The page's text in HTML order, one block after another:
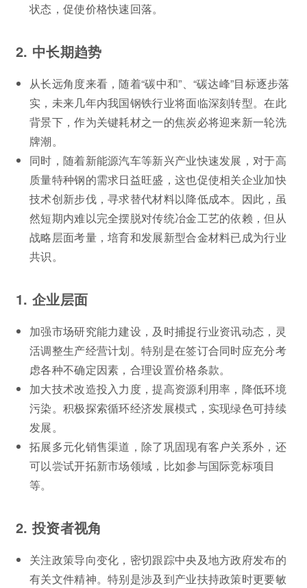
状态，促使价格快速回落。
2. 中长期趋势
从长远角度来看，随着“碳中和”、“碳达峰”目标逐步落
实，未来几年内我国钢铁行业将面临深刻转型。在此
背景下，作为关键耗材之一的焦炭必将迎来新一轮洗
牌潮。
同时，随着新能源汽车等新兴产业快速发展，对于高
质量特种钢的需求日益旺盛，这也促使相关企业加快
技术创新步伐，寻求替代材料以降低成本。因此，虽
然短期内难以完全摆脱对传统冶金工艺的依赖，但从
战略层面考量，培育和发展新型合金材料已成为行业
共识。
1. 企业层面
加强市场研究能力建设，及时捕捉行业资讯动态，灵
活调整生产经营计划。特别是在签订合同时应充分考
虑各种不确定因素，合理设置价格条款。
加大技术改造投入力度，提高资源利用率，降低环境
污染。积极探索循环经济发展模式，实现绿色可持续
发展。
拓展多元化销售渠道，除了巩固现有客户关系外，还
可以尝试开拓新市场领域，比如参与国际竞标项目
等。
2. 投资者视角
关注政策导向变化，密切跟踪中央及地方政府发布的
有关文件精神。特别是涉及到产业扶持政策时更要敏